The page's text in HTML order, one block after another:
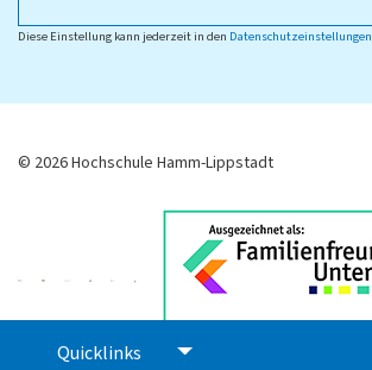
Quicklinks
Diese Einstellung kann jederzeit in den Datenschutzeinstellungen
© 2026 Hochschule Hamm-Lippstadt